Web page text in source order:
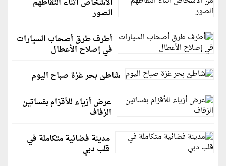
الأشخاص أثناء التقاطهم
الصور
أطرف طرق أصحاب السيارات
في إصلاح الأعطال
شاطئ بحر غزة صباح اليوم
عرض أزياء للأقزام بفساتين
الزفاف
مدينة فضائية متكاملة في
قلب دبي